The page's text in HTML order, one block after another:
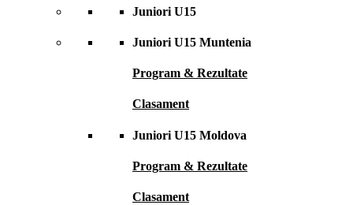
Juniori U15
Juniori U15 Muntenia
Program & Rezultate
Clasament
Juniori U15 Moldova
Program & Rezultate
Clasament